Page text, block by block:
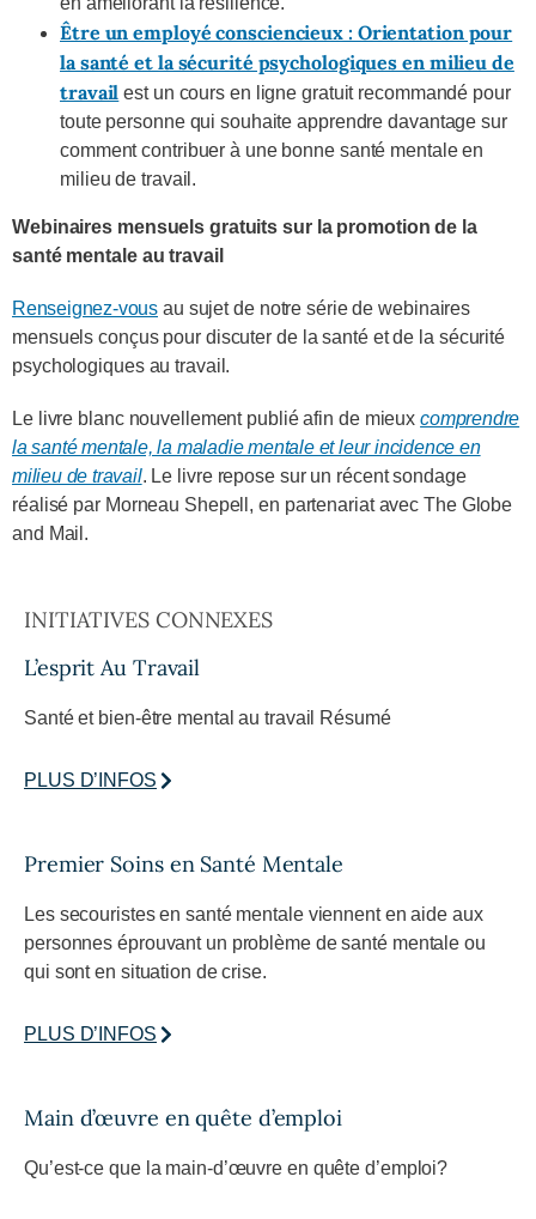
Être un employé consciencieux : Orientation pour
la santé et la sécurité psychologiques en milieu de
travail est un cours en ligne gratuit recommandé pour
toute personne qui souhaite apprendre davantage sur
comment contribuer à une bonne santé mentale en
milieu de travail.
Webinaires mensuels gratuits sur la promotion de la
santé mentale au travail
Renseignez-vous au sujet de notre série de webinaires
mensuels conçus pour discuter de la santé et de la sécurité
psychologiques au travail.
Le livre blanc nouvellement publié afin de mieuxcomprendre
la santé mentale, la maladie mentale et leur incidence en
milieu de travail. Le livre repose sur un récent sondage
réalisé par Morneau Shepell, en partenariat avec The Globe
and Mail.
INITIATIVES CONNEXES
L’esprit Au Travail
Santé et bien-être mental au travail Résumé
PLUS D’INFOS
Premier Soins en Santé Mentale
Les secouristes en santé mentale viennent en aide aux
personnes éprouvant un problème de santé mentale ou
qui sont en situation de crise.
PLUS D’INFOS
Main d’œuvre en quête d’emploi
Qu’est-ce que la main-d’œuvre en quête d’emploi?